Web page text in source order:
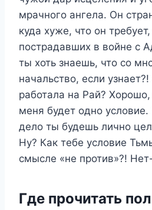
мрачного ангела. Он
куда хуже, что он
пострадавших в войне с
ты хоть знаешь, что со
начальство, если
работала на Рай?
меня будет одно
дело ты будешь лично
Ну? Как тебе условие
смысле «не против»?!
Где прочитать